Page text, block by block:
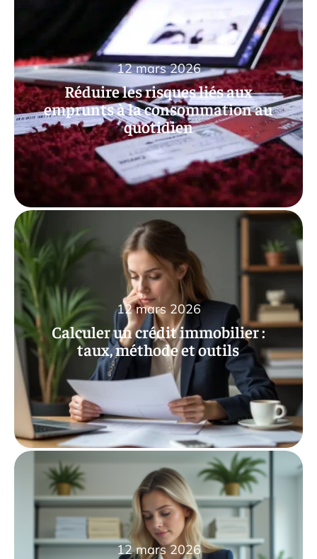
Réduire les risques liés aux
emprunts à la consommation au
quotidien
12 mars 2026
Calculer un crédit immobilier :
taux, méthode et outils
12 mars 2026
12 mars 2026